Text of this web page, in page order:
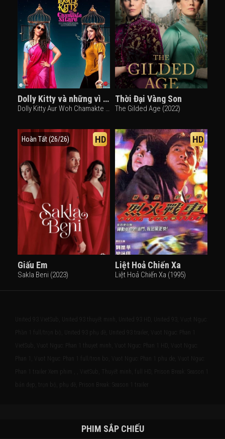
Dolly Kitty và những vì sao lấp lánh
Dolly Kitty Aur Woh Chamakte Sitare (2020)
Thời Đại Vàng Son
The Gilded Age (2022)
Hoàn Tất (26/26) HD
Giấu Em
Sakla Beni (2023)
HD
Liệt Hoả Chiến Xa
Liệt Hoả Chiến Xa (1995)
United 93 VietSub, United 93 thuyết minh, United 93 HD, United 93, Vượt Ngục:
Phần 1 full/trọn bộ, United 93 phụ đề, United 93 trailer, Vuot Nguc: Phan 1
VietSub, Vuot Nguc: Phan 1 thuyet minh, Vuot Nguc: Phan 1 HD, Vuot Nguc:
Phan 1, Vuot Nguc: Phan 1 full/tron bo, Vuot Nguc: Phan 1 phu de, Vuot Nguc:
Phan 1 trailer Xem phim , , VietSub, Thuyết minh, full HD, Prison Break: Season 1
bản đẹp, trọn bộ, phụ đề, Prison Break: Season 1 trailer
PHIM SẮP CHIẾU